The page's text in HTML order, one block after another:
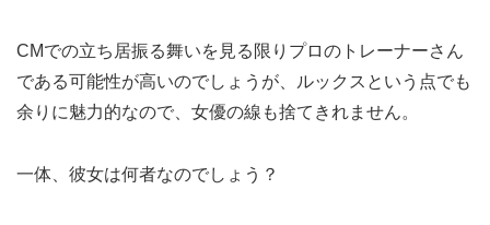
CMでの立ち居振る舞いを見る限りプロのトレーナーさん
である可能性が高いのでしょうが、ルックスという点でも
余りに魅力的なので、女優の線も捨てきれません。
一体、彼女は何者なのでしょう？